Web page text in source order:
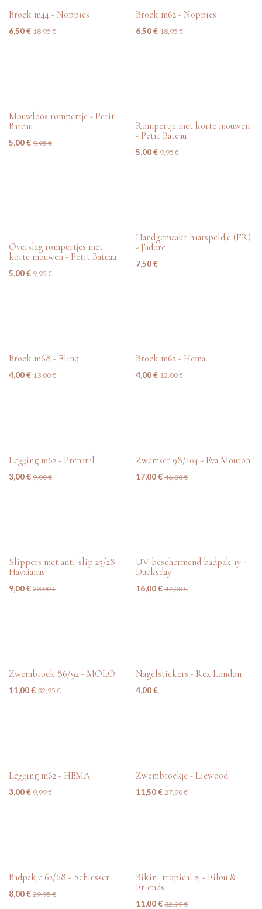
tweedehands
Broek m44 - Noppies
6,50€ 18,95€ tweedehands
Broek m62 - Noppies
6,50€ 18,95€
tweedehands
Mouwloos rompertje - Petit
Bateau
5,00€ 9,95€
tweedehands
Rompertje met korte mouwen
- Petit Bateau
5,00€ 9,95€
tweedehands
Overslag rompertjes met
korte mouwen - Petit Bateau
5,00€ 9,95€
Handgemaakt haarspeldje (FR)
- J'adore
7,50€
tweedehands
Broek m68 - Flinq
4,00€ 13,00€ tweedehands
Broek m62 - Hema
4,00€ 12,00€
tweedehands
Legging m62 - Prénatal
3,00€ 9,00€ tweedehands
Zwemset 98/104 - Eva Mouton
17,00€ 46,00€
tweedehands
Slippers met anti-slip 25/28 -
Havaianas
9,00€ 23,00€
tweedehands
UV-beschermend badpak 1y -
Ducksday
16,00€ 47,00€
tweedehands
Zwembroek 86/92 - MOLO
11,00€ 32,95€
Nagelstickers - Rex London
4,00€
tweedehands
Legging m62 - HEMA
3,00€ 9,99€ tweedehands
Zwembroekje - Liewood
11,50€ 27,90€
tweedehands
Badpakje 62/68 - Schiesser
8,00€ 29,95€ tweedehands
Bikini tropical 2j - Filou &
Friends
11,00€ 32,99€